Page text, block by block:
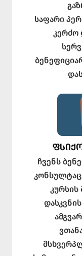
საფარი
კერძო
ჩვენს
კურსის